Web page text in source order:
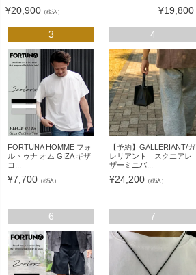
¥20,900 （税込） ¥19,800
3
FORTUNA HOMME フォ
ルトゥナ オム GIZA ギザ
コ...
¥7,700 （税込）
4
【予約】GALLERIANT/ガ
レリアント スクエアレ
ザーミニバ...
¥24,200 （税込）
6 7